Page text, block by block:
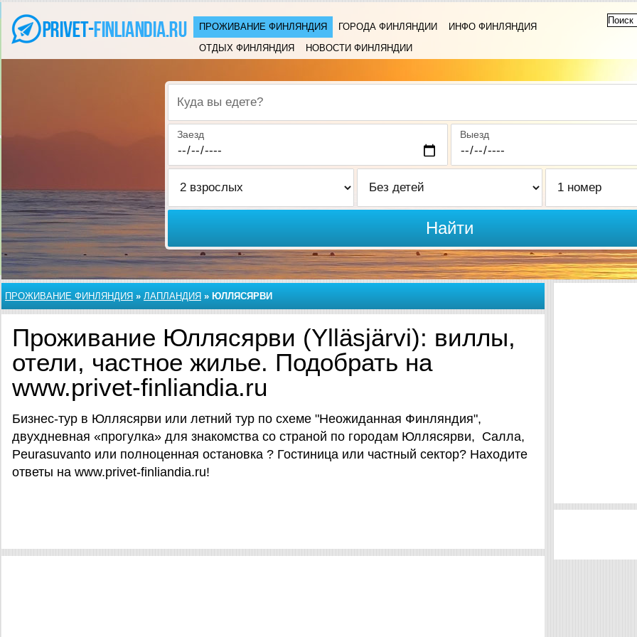
ПРОЖИВАНИЕ ФИНЛЯНДИЯ ГОРОДА ФИНЛЯНДИИ
ИНФО ФИНЛЯНДИЯ
ОТДЫХ ФИНЛЯНДИЯ
НОВОСТИ ФИНЛЯНДИИ
Куда вы едете?
Заезд Выезд
Найти
ПРОЖИВАНИЕ ФИНЛЯНДИЯ » ЛАПЛАНДИЯ » ЮЛЛЯСЯРВИ
Проживание Юллясярви (Ylläsjärvi): виллы,
отели, частное жилье. Подобрать на
www.privet-finliandia.ru
Бизнес-тур в Юллясярви или летний тур по схеме "Неожиданная Финляндия",
двухдневная «прогулка» для знакомства со страной по городам Юллясярви, Салла,
Peurasuvanto или полноценная остановка ? Гостиница или частный сектор? Находите
ответы на www.privet-finliandia.ru!